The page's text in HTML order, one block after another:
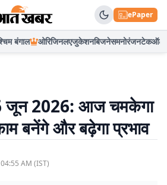
ePaper
बंगाल ओरिजिनलएजुकेशनबिजनेसमनोरंजनटेकऑटो
जून 2026: आज चमकेगा
बनेंगे और बढ़ेगा प्रभाव
AM (IST)